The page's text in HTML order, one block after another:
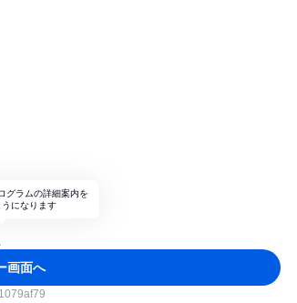
グラムの詳細案内を
になります
画面へ